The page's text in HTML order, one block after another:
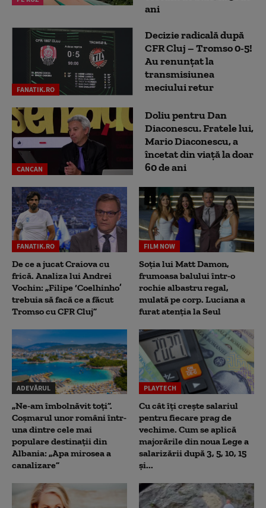
ani
FANATIK.RO
Decizie radicală după
CFR Cluj – Tromso 0-5!
Au renunțat la
transmisiunea
meciului retur
CANCAN
Doliu pentru Dan
Diaconescu. Fratele lui,
Mario Diaconescu, a
încetat din viață la doar
60 de ani
FANATIK.RO
De ce a jucat Craiova cu
frică. Analiza lui Andrei
Vochin: „Filipe ‘Coelhinho’
trebuia să facă ce a făcut
Tromso cu CFR Cluj”
FILM NOW
Soția lui Matt Damon,
frumoasa balului într-o
rochie albastru regal,
mulată pe corp. Luciana a
furat atenția la Seul
ADEVĂRUL
„Ne-am îmbolnăvit toți”.
Coșmarul unor români într-
una dintre cele mai
populare destinații din
Albania: „Apa mirosea a
canalizare”
PLAYTECH
Cu cât îți crește salariul
pentru fiecare prag de
vechime. Cum se aplică
majorările din noua Lege a
salarizării după 3, 5, 10, 15
și...